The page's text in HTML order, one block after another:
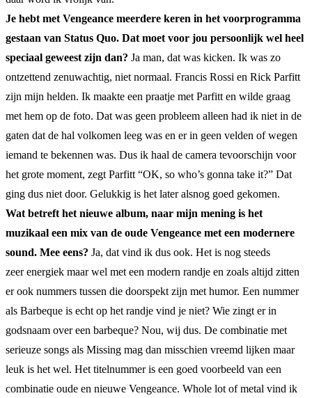
Je hebt met Vengeance meerdere keren in het voorprogramma
gestaan van Status Quo. Dat moet voor jou persoonlijk wel heel
speciaal geweest zijn dan? Ja man, dat was kicken. Ik was zo
ontzettend zenuwachtig, niet normaal. Francis Rossi en Rick Parfitt
zijn mijn helden. Ik maakte een praatje met Parfitt en wilde graag
met hem op de foto. Dat was geen probleem alleen had ik niet in de
gaten dat de hal volkomen leeg was en er in geen velden of wegen
iemand te bekennen was. Dus ik haal de camera tevoorschijn voor
het grote moment, zegt Parfitt “OK, so who’s gonna take it?” Dat
ging dus niet door. Gelukkig is het later alsnog goed gekomen.
Wat betreft het nieuwe album, naar mijn mening is het
muzikaal een mix van de oude Vengeance met een modernere
sound. Mee eens? Ja, dat vind ik dus ook. Het is nog steeds
zeer energiek maar wel met een modern randje en zoals altijd zitten
er ook nummers tussen die doorspekt zijn met humor. Een nummer
als Barbeque is echt op het randje vind je niet? Wie zingt er in
godsnaam over een barbeque? Nou, wij dus. De combinatie met
serieuze songs als Missing mag dan misschien vreemd lijken maar
leuk is het wel. Het titelnummer is een goed voorbeeld van een
combinatie oude en nieuwe Vengeance. Whole lot of metal vind ik